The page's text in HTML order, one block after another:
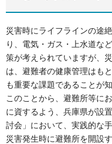
災害時にライフラインの途
り、電気・ガス・上水道な
策が考えられていますが、
は、避難者の健康管理はも
も重要な課題であることが
このことから、避難所等に
に資するよう、兵庫県が設
討会」において、実践的な
災害発生時に避難所を開設